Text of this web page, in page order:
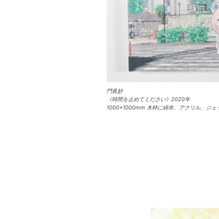
門眞妙
《時間を止めてください》2020年
1000×1000mm 木枠に綿布、アクリル、ジェ